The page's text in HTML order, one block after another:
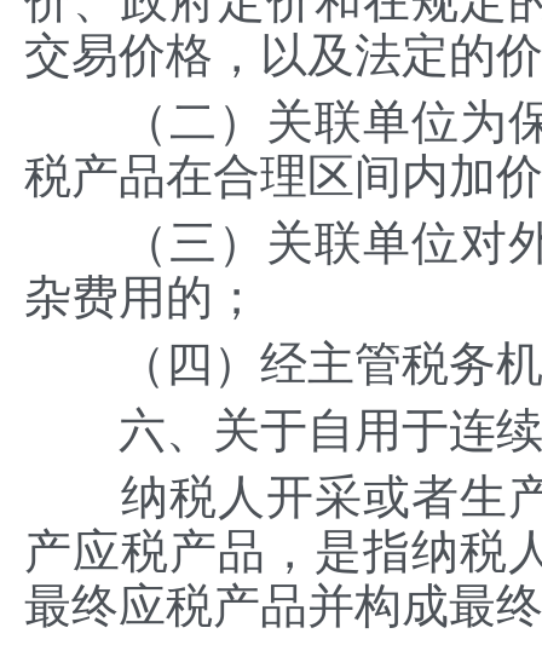
交易价格，以及法定的
（二）关联单位为保
税产品在合理区间内加
（三）关联单位对外
杂费用的；
（四）经主管税务机
六、关于自用于连续
纳税人开采或者生产
产应税产品，是指纳税
最终应税产品并构成最